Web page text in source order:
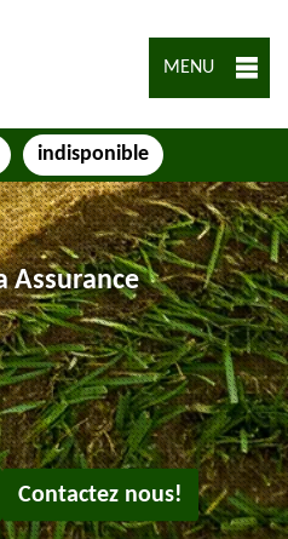
MENU
indisponible
Assurance
Contactez nous!